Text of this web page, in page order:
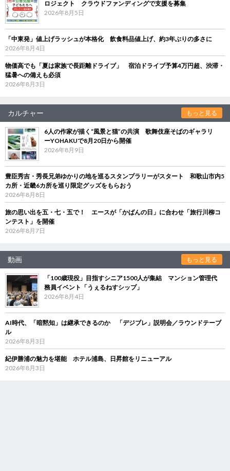
ロジェクト クラウドファンディングで支援を募集
2026年8月5日
「中東発」値上げラッシュが本格化 飲食料品値上げ、約3年ぶりの多さに
2026年8月4日
物価高でも「夏は家族で長距離ドライブ」 宿泊ドライブ予算4万円超、渋滞・
猛暑への備えも必須
2026年8月3日
カルチャー もっと見る
6人の作家が描く“風景と猫”の共演 歌舞伎座そばのギャラリ
ーYOHAKUで8月20日から開催
2026年8月9日
豊臣秀吉・秀長兄弟ゆかりの地を巡るスタンプラリーがスタート 和歌山市内5
カ所・近畿6カ所を巡り限定グッズをもらおう
2026年8月8日
旅の思い出を五・七・五で！ エースが「かばんの日」に合わせ「旅行川柳コ
ンテスト」を開催
2026年8月7日
動画 もっと見る
「100歳現役」目指すシニア1500人が集結 マンション管理代
務員イベント「うぇるねすシップ」
2026年8月4日
AI時代、「暗黙知」は継承できるのか 「デジブレ」説明会／ラウンドテーブ
ル
2026年8月3日
紀伊勝浦の魅力を堪能 ホテル浦島、日昇館をリニューアル
2026年8月3日